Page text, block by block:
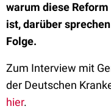
warum diese
ist, darüber
Folge.
Zum Interview mit
der Deutschen
hier.